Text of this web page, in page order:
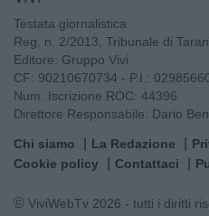
Testata giornalistica
Reg. n. 2/2013, Tribunale di
Editore: Gruppo Vivi
CF: 90210670734 - P.I.:
Num. Iscrizione ROC: 44396
Direttore Responsabile: Dario
Chi siamo La Redazione
Cookie policy
Contattaci
© ViviWebTv 2026 - tutti i diritti